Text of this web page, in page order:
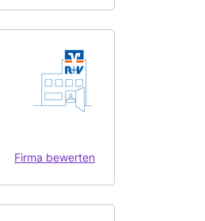
Firma bewerten